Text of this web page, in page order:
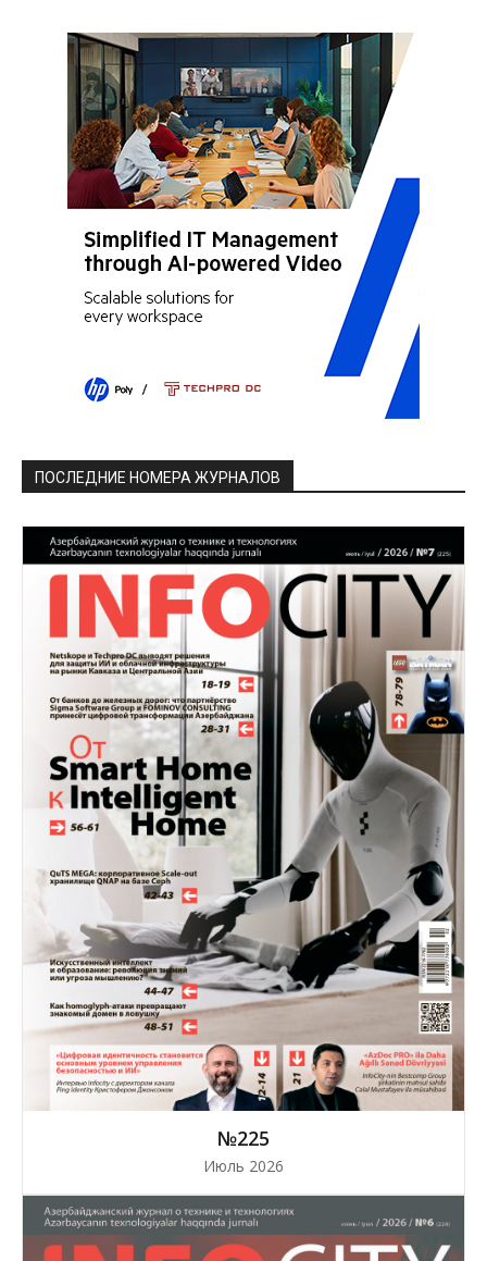
ПОСЛЕДНИЕ НОМЕРА ЖУРНАЛОВ
№225
Июль 2026